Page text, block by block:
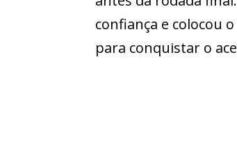
confiança e colocou
para conquistar o